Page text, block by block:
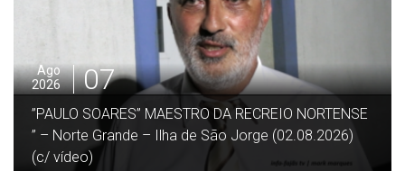
Ago
2026
06
“RECREIO NORTENSE EM CONCERTO” – Norte
Grande – Ilha de São Jorge (02.08.2026) (c/ vídeo)